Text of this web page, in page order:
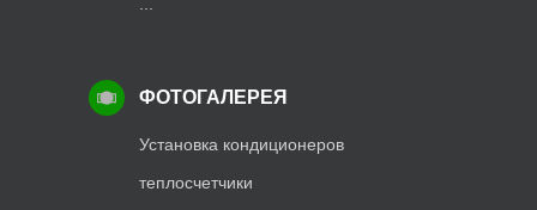
ФОТОГАЛЕРЕЯ
Установка кондиционеров
теплосчетчики